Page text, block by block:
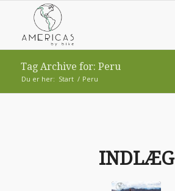
Tag Archive for: Peru
Du er her: Start / Peru
INDLÆG